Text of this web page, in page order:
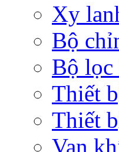
Xy
Bộ
Bộ
Thiết
Thiết
Van